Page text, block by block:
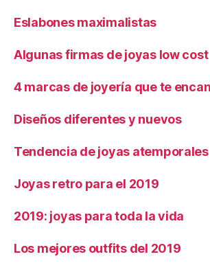
Eslabones maximalistas
Algunas firmas de joyas low cost
4 marcas de joyería que te
Diseños diferentes y nuevos
Tendencia de joyas atemporales
Joyas retro para el 2019
2019: joyas para toda la vida
Los mejores outfits del 2019